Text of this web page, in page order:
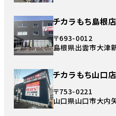
チカラもち島根店
〒693-0012
島根県出雲市大津
チカラもち山口店
〒753-0221
山口県山口市大内